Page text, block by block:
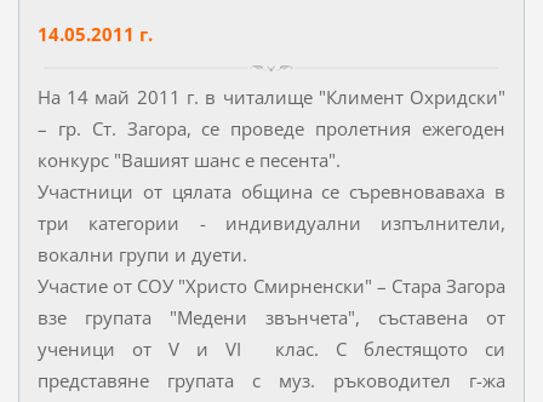
14.05.2011 г.
На 14 май 2011 г. в читалище "Климент Охридски"
– гр. Ст. Загора, се проведе пролетния ежегоден
конкурс "Вашият шанс е песента".
Участници от цялата община се съревноваваха в
три категории - индивидуални изпълнители,
вокални групи и дуети.
Участие от СОУ "Христо Смирненски" – Стара Загора
взе групата "Медени звънчета", съставена от
ученици от V и VI клас. С блестящото си
представяне групата с муз. ръководител г-жа